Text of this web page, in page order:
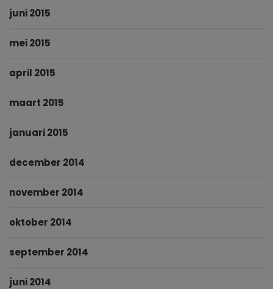
juni 2015
mei 2015
april 2015
maart 2015
januari 2015
december 2014
november 2014
oktober 2014
september 2014
juni 2014